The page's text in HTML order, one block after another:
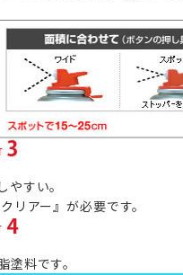
すい。
リアー』が必要です。
料です。